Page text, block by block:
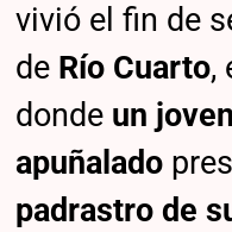
vivió el fin de
de Río Cuarto,
donde un
apuñalado
padrastro de